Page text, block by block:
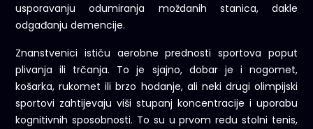
usporavanju odumiranja moždanih stanica, dakle
odgađanju demencije.
Znanstvenici ističu aerobne prednosti sportova poput
plivanja ili trčanja. To je sjajno, dobar je i nogomet,
košarka, rukomet ili brzo hodanje, ali neki drugi olimpijski
sportovi zahtijevaju viši stupanj koncentracije i uporabu
kognitivnih sposobnosti. To su u prvomredu stolni tenis,